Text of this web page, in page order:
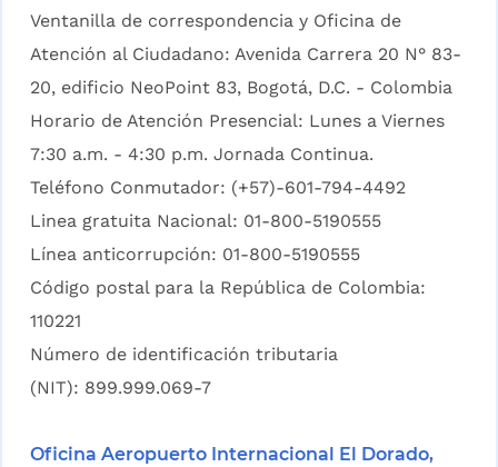
Ventanilla de correspondencia y Oficina de
Atención al Ciudadano: Avenida Carrera 20 N° 83-
20, edificio NeoPoint 83, Bogotá, D.C. - Colombia
Horario de Atención Presencial: Lunes a Viernes
7:30 a.m. - 4:30 p.m. Jornada Continua.
Teléfono Conmutador: (+57)-601-794-4492
Linea gratuita Nacional: 01-800-5190555
Línea anticorrupción: 01-800-5190555
Código postal para la República de Colombia:
110221
Número de identificación tributaria
(NIT): 899.999.069-7
Oficina Aeropuerto Internacional El Dorado,